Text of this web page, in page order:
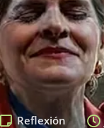
Reflexión